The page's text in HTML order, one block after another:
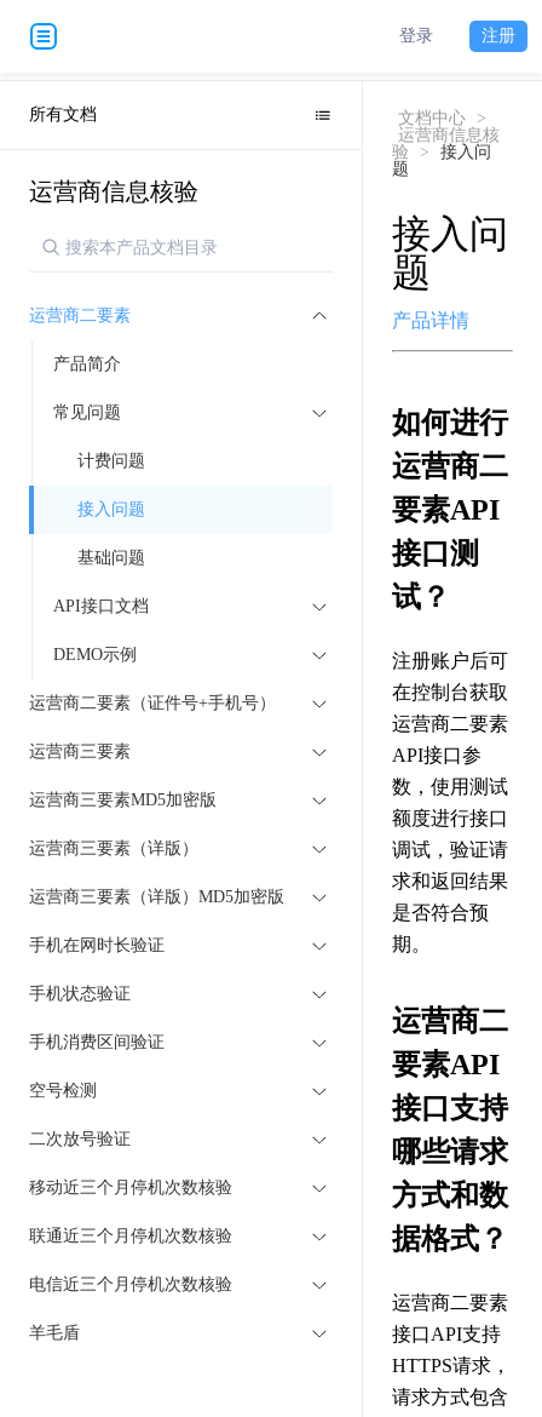
登录 注册
所有文档
运营商信息核验
运营商二要素
产品简介
常见问题
计费问题
接入问题
基础问题
API接口文档
DEMO示例
运营商二要素（证件号+手机号）
运营商三要素
运营商三要素MD5加密版
运营商三要素（详版）
运营商三要素（详版）MD5加密版
手机在网时长验证
手机状态验证
手机消费区间验证
空号检测
二次放号验证
移动近三个月停机次数核验
联通近三个月停机次数核验
电信近三个月停机次数核验
羊毛盾
文档中心
>
运营商信息核
验
>
接入问
题
接入问
题
产品详情
如何进行
运营商二
要素API
接口测
试？
注册账户后可
在控制台获取
运营商二要素
API接口参
数，使用测试
额度进行接口
调试，验证请
求和返回结果
是否符合预
期。
运营商二
要素API
接口支持
哪些请求
方式和数
据格式？
运营商二要素
接口API支持
HTTPS请求，
请求方式包含